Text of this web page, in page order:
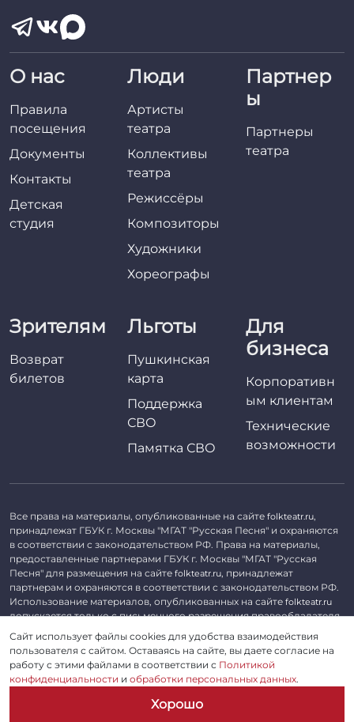
О нас
Правила
посещения
Документы
Контакты
Детская
студия
Люди
Артисты
театра
Коллективы
театра
Режиссёры
Композиторы
Художники
Хореографы
Партнер
ы
Партнеры
театра
Зрителям
Возврат
билетов
Льготы
Пушкинская
карта
Поддержка
СВО
Памятка СВО
Для
бизнеса
Корпоративн
ым клиентам
Технические
возможности
Все права на материалы, опубликованные на сайте folkteatr.ru,
принадлежат ГБУК г. Москвы "МГАТ "Русская Песня" и охраняются
в соответствии с законодательством РФ. Права на материалы,
предоставленные партнерами ГБУК г. Москвы "МГАТ "Русская
Песня" для размещения на сайте folkteatr.ru, принадлежат
партнерам и охраняются в соответствии с законодательством РФ.
Использование материалов, опубликованных на сайте folkteatr.ru
допускается только с письменного разрешения правообладателя.
©2026 ГБУК г. Москвы «МГАТ «Русская песня». ОГРН 1027739279182,
ИНН 7714039052.
Пользовательское соглашение
Сайт использует файлы cookies для удобства взаимодействия
пользователя с сайтом. Оставаясь на сайте, вы даете согласие на
работу с этими файлами в соответствии с Политикой
конфиденциальности и обработки персональных данных.
Хорошо